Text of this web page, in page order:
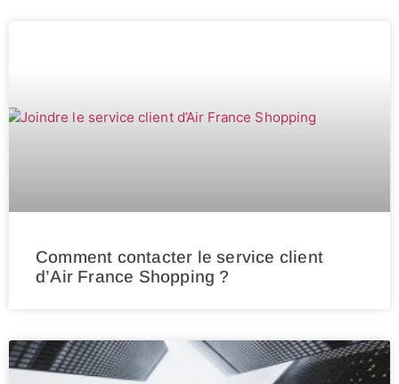
Comment contacter le service client
d’Air France Shopping ?